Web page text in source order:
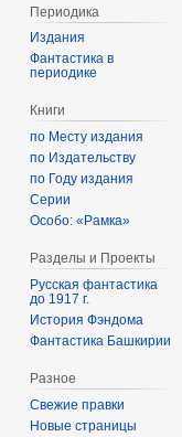
Периодика
Издания
Фантастика в
периодике
Книги
по Месту издания
по Издательству
по Году издания
Серии
Особо: «Рамка»
Разделы и Проекты
Русская фантастика
до 1917 г.
История Фэндома
Фантастика Башкирии
Разное
Свежие правки
Новые страницы